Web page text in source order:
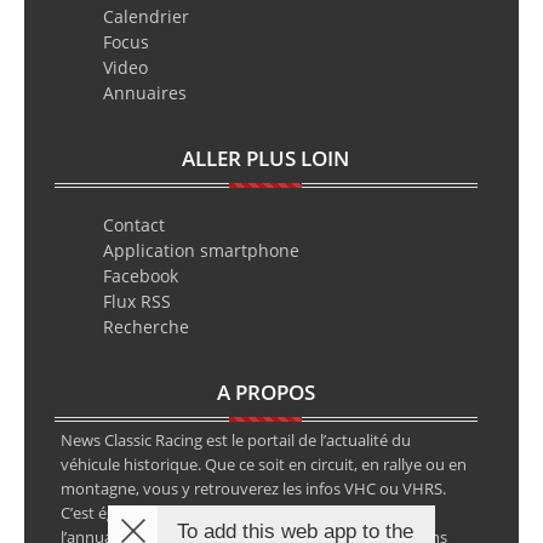
Calendrier
Focus
Video
Annuaires
ALLER PLUS LOIN
Contact
Application smartphone
Facebook
Flux RSS
Recherche
A PROPOS
News Classic Racing est le portail de l’actualité du
véhicule historique. Que ce soit en circuit, en rallye ou en
montagne, vous y retrouverez les infos VHC ou VHRS.
C’est également le calendrier des épreuves ainsi que
l’annuaire des spécialistes de la voiture ancienne, sans
To add this web app to the